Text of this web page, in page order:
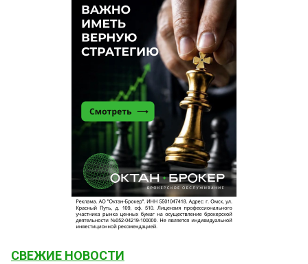
СВЕЖИЕ НОВОСТИ